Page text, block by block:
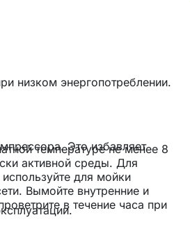
низком энергопотреблении.
Это избавляет
температуре не менее 8
активной среды. Для
для мойки
Вымойте внутренние и
в течение часа при